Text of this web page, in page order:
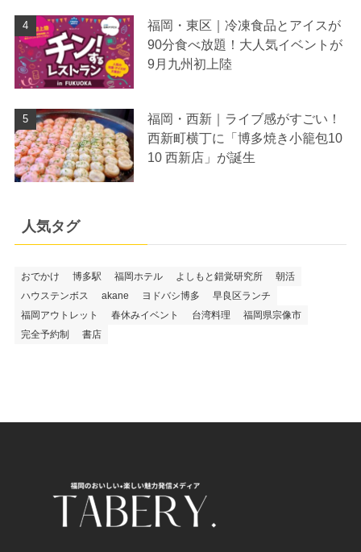
福岡・東区｜冷凍食品とアイスが
90分食べ放題！大人気イベントが
9月九州初上陸
福岡・西新｜ライブ感がすごい！
西新町横丁に「博多焼き小籠包10
10 西新店」が誕生
人気タグ
おでかけ 博多駅 福岡ホテル よしもと錯覚研究所
朝活
ハウステンボス
akane ヨドバシ博多
早良区ランチ
福岡アウトレット
春休みイベント 台湾料理
福岡県宗像市
完全予約制
書店